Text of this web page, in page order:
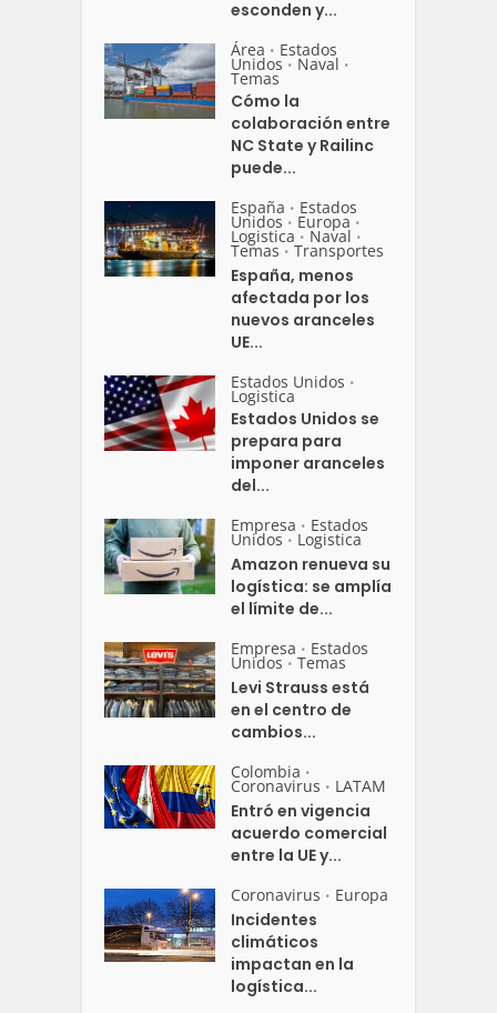
esconden y...
Área • Estados
Unidos • Naval •
Temas
Cómo la
colaboración entre
NC State y Railinc
puede...
España • Estados
Unidos • Europa •
Logistica • Naval •
Temas • Transportes
España, menos
afectada por los
nuevos aranceles
UE...
Estados Unidos •
Logistica
Estados Unidos se
prepara para
imponer aranceles
del...
Empresa • Estados
Unidos • Logistica
Amazon renueva su
logística: se amplía
el límite de...
Empresa • Estados
Unidos • Temas
Levi Strauss está
en el centro de
cambios...
Colombia •
Coronavirus • LATAM
Entró en vigencia
acuerdo comercial
entre la UE y...
Coronavirus • Europa
Incidentes
climáticos
impactan en la
logística...